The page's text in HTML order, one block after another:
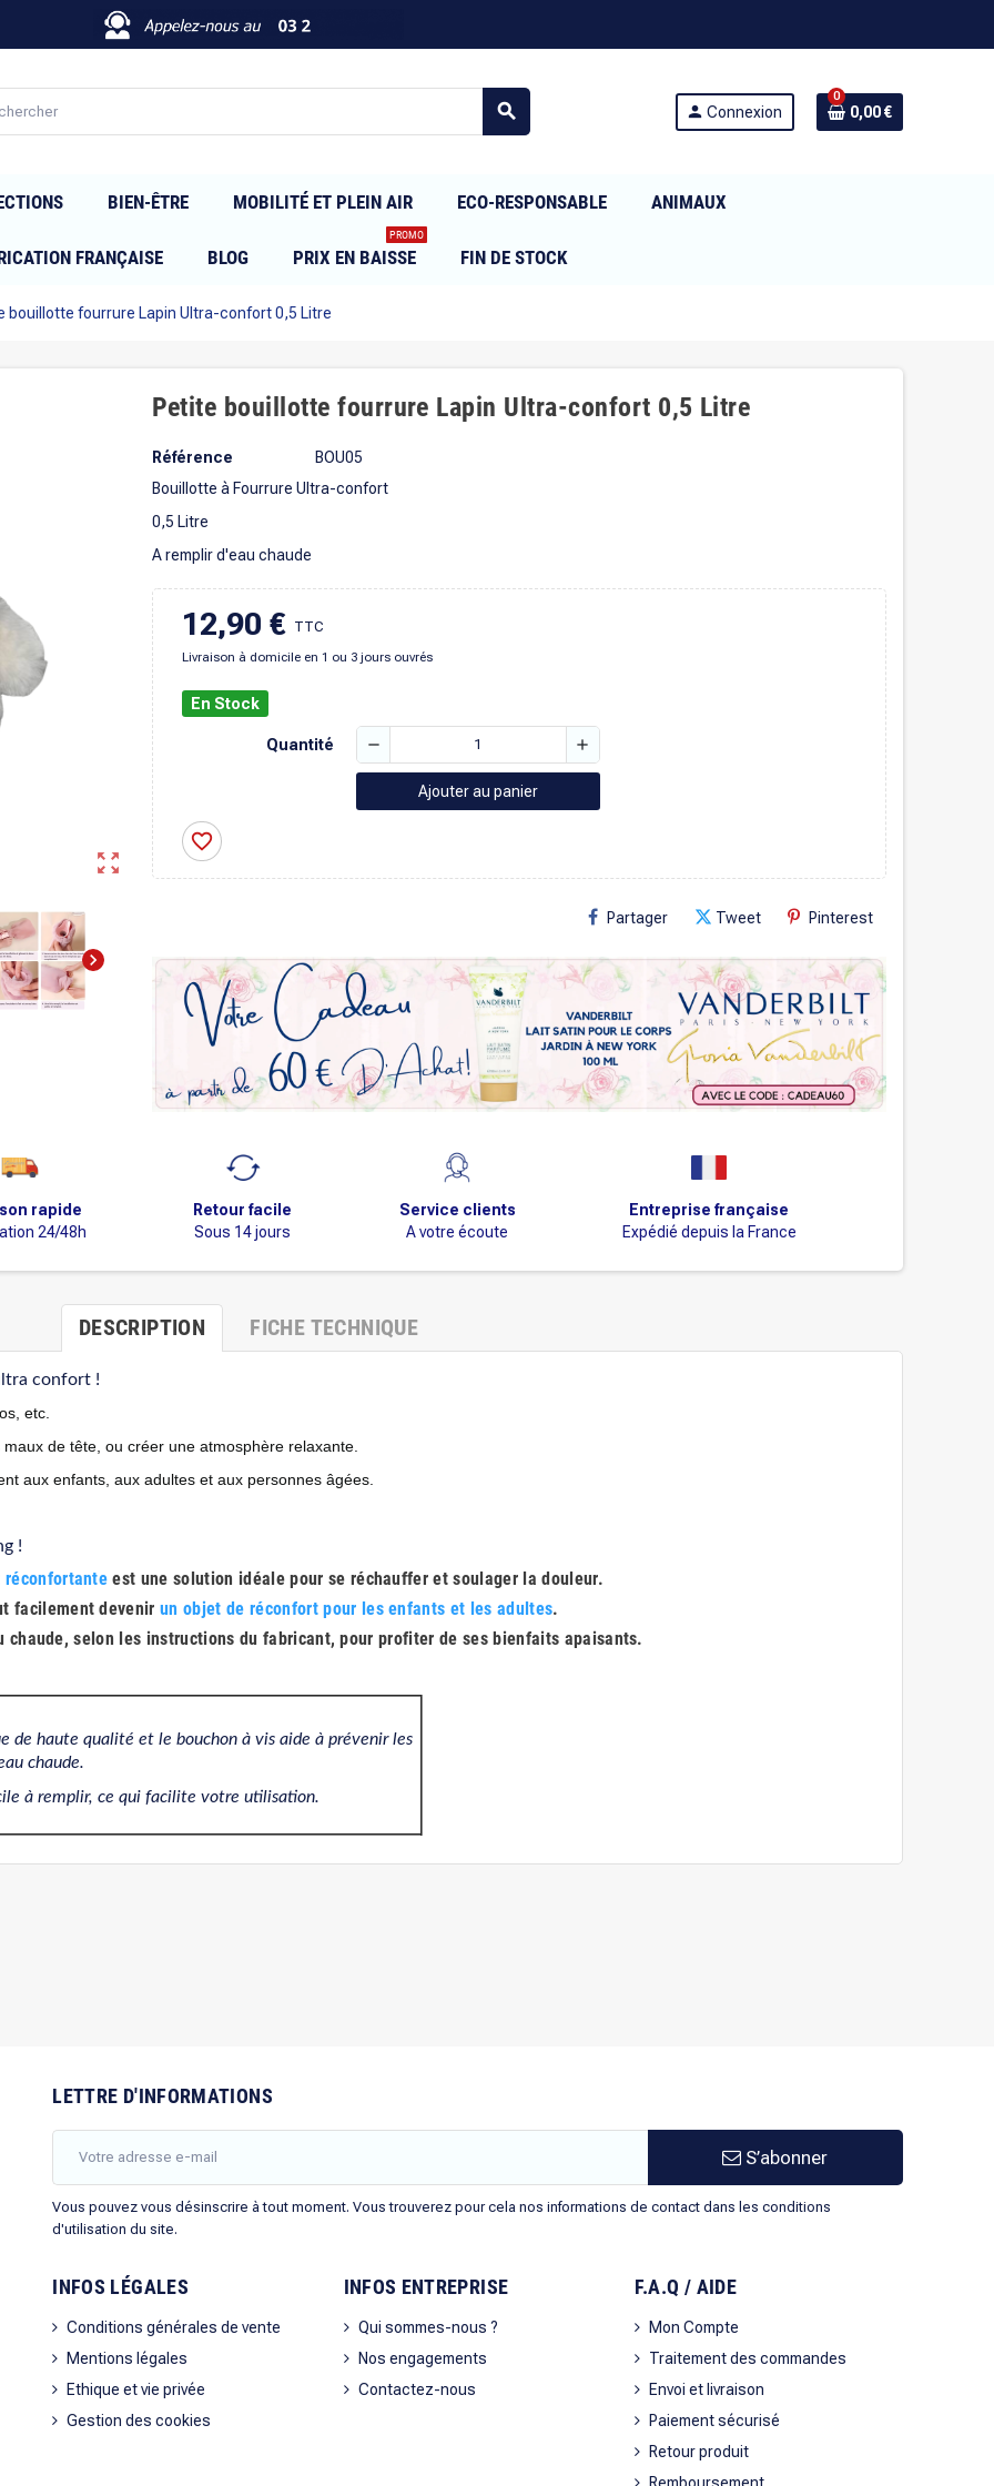
search person Connexion
0
0,00 €
BIEN-ÊTRE MOBILITÉ ET PLEIN AIR ECO-RESPONSABLE ANIMAUX
FRANÇAISE BLOG PRIX EN BAISSE
PROMO
FIN DE STOCK
bouillotte fourrure Lapin Ultra-confort 0,5 Litre
zoom_out_map
chevron_right
Petite bouillotte fourrure Lapin Ultra-confort 0,5 Litre
Référence
BOU05
Bouillotte à Fourrure Ultra-confort
0,5 Litre
A remplir d'eau chaude
12,90 € TTC
Livraison à domicile en 1 ou 3 jours ouvrés
En Stock
Quantité remove add
Ajouter au panier
favorite_border
Partager Tweet Pinterest
rapide
24/48h
Retour facile
Sous 14 jours
Service clients
A votre écoute
Entreprise française
Expédié depuis la France
DESCRIPTION FICHE TECHNIQUE
confort !
etc.
de tête, ou créer une atmosphère relaxante.
aux enfants, aux adultes et aux personnes âgées.
!
réconfortante est une solution idéale pour se réchauffer et soulager la douleur.
facilement devenir un objet de réconfort pour les enfants et les adultes.
selon les instructions du fabricant, pour profiter de ses bienfaits apaisants.
de haute qualité et le bouchon à vis aide à prévenir les
chaude.
à remplir, ce qui facilite votre utilisation.
LETTRE D'INFORMATIONS
S’abonner
Vous pouvez vous désinscrire à tout moment. Vous trouverez pour cela nos informations de contact dans les conditions
d'utilisation du site.
INFOS LÉGALES
Conditions générales de vente
Mentions légales
Ethique et vie privée
Gestion des cookies
INFOS ENTREPRISE
Qui sommes-nous ?
Nos engagements
Contactez-nous
F.A.Q / AIDE
Mon Compte
Traitement des commandes
Envoi et livraison
Paiement sécurisé
Retour produit
Remboursement